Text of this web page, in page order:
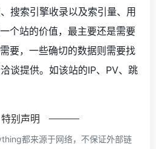
搜索引擎收录以及索引量、用
个站的价值，最主要还是需要
要，一些确切的数据则需要找
谈提供。如该站的IP、PV、跳
特别声明
都来源于网络，不保证外部链